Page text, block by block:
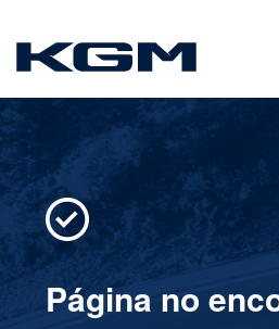
Página no